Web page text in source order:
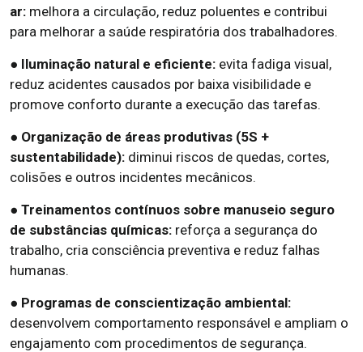
ar: melhora a circulação, reduz poluentes e contribui
para melhorar a saúde respiratória dos trabalhadores.
● Iluminação natural e eficiente: evita fadiga visual,
reduz acidentes causados por baixa visibilidade e
promove conforto durante a execução das tarefas.
● Organização de áreas produtivas (5S +
sustentabilidade): diminui riscos de quedas, cortes,
colisões e outros incidentes mecânicos.
● Treinamentos contínuos sobre manuseio seguro
de substâncias químicas: reforça a segurança do
trabalho, cria consciência preventiva e reduz falhas
humanas.
● Programas de conscientização ambiental:
desenvolvem comportamento responsável e ampliam o
engajamento com procedimentos de segurança.